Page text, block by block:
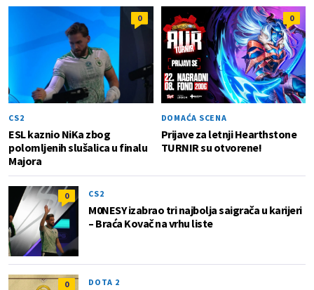
0
CS2
ESL kaznio NiKa zbog
polomljenih slušalica u finalu
Majora
0
DOMAĆA SCENA
Prijave za letnji Hearthstone
TURNIR su otvorene!
0 CS2
M0NESY izabrao tri najbolja saigrača u karijeri
– Braća Kovač na vrhu liste
0 DOTA 2